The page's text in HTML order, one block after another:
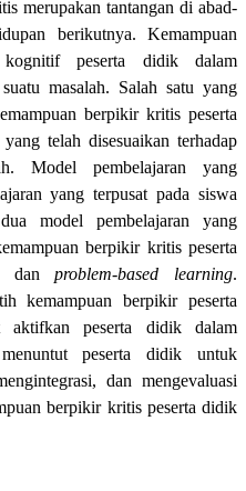
merupakan tantangan di abad-
berikutnya. Kemampuan
peserta didik dalam
masalah. Salah satu yang
berpikir kritis peserta
telah disesuaikan terhadap
Model pembelajaran yang
yang terpusat pada siswa
model pembelajaran yang
berpikir kritis peserta
danproblem-based learning.
kemampuan berpikir peserta
aktifkan peserta didik dalam
peserta didik untuk
dan mengevaluasi
berpikir kritis peserta didik